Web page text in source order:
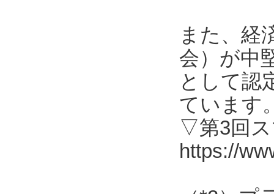
また、経
会）が中
として認
ています
▽第3回ス
https://